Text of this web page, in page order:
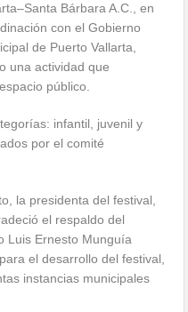
Bárbara A.C., en
con el Gobierno
de Puerto Vallarta,
una actividad que
público.
infantil, juvenil y
por el comité
la presidenta del festival,
el respaldo del
Luis Ernesto Munguía
el desarrollo del festival,
instancias municipales